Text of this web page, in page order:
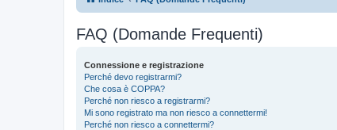
FAQ (Domande Frequenti)
Connessione e registrazione
Perché devo registrarmi?
Che cosa è COPPA?
Perché non riesco a registrarmi?
Mi sono registrato ma non riesco a connettermi!
Perché non riesco a connettermi?